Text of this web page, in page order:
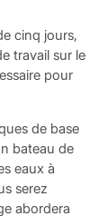
cinq jours,
travail sur le
pour
de base
bateau de
eaux à
serez
abordera